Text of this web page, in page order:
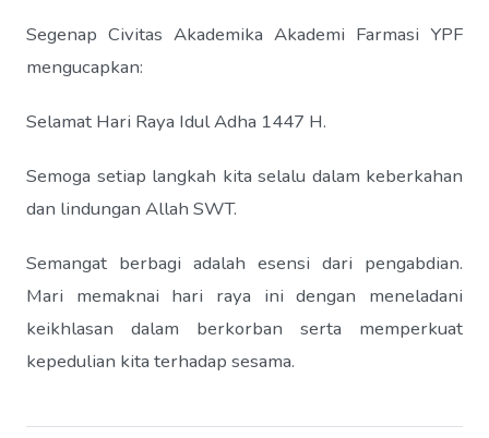
Segenap Civitas Akademika Akademi Farmasi YPF
mengucapkan:
Selamat Hari Raya Idul Adha 1447 H.
Semoga setiap langkah kita selalu dalam keberkahan
dan lindungan Allah SWT.
Semangat berbagi adalah esensi dari pengabdian.
Mari memaknai hari raya ini dengan meneladani
keikhlasan dalam berkorban serta memperkuat
kepedulian kita terhadap sesama.